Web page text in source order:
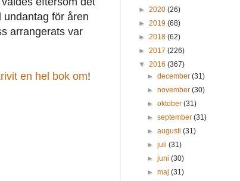
för åren
arrangerats var
en hel bok om!
► 2020 (26)
► 2019 (68)
► 2018 (62)
► 2017 (226)
▼ 2016 (367)
► december (31)
► november (30)
► oktober (31)
► september (31)
► augusti (31)
► juli (31)
► juni (30)
► maj (31)